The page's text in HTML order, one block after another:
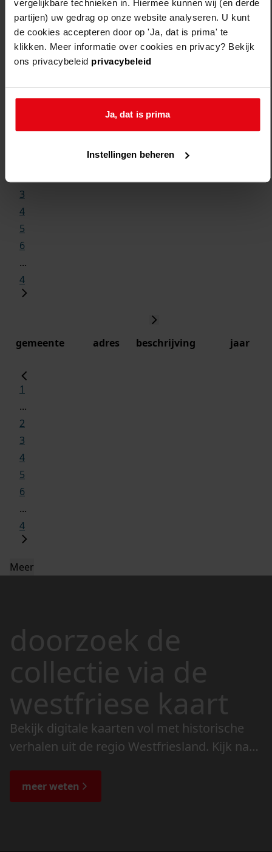
vergelijkbare technieken in. Hiermee kunnen wij (en derde
partijen) uw gedrag op onze website analyseren. U kunt
de cookies accepteren door op 'Ja, dat is prima' te
klikken. Meer informatie over cookies en privacy? Bekijk
ons privacybeleid privacybeleid
Ja, dat is prima
Instellingen beheren
3
4
5
6
...
4
gemeente adres beschrijving jaar
1
...
2
3
4
5
6
...
4
Meer
doorzoek de
collectie via de
westfriese kaart
Bekijk digitale kaarten vol met historische
verhalen uit de regio Westfriesland. Kijk naar
de bijzondere verhalen.
meer weten